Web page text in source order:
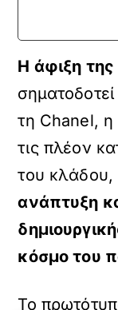
Η άφιξη
τη Chanel, η
τις πλέον
του κλάδου,
ανάπτυξη
κόσμο του
Το